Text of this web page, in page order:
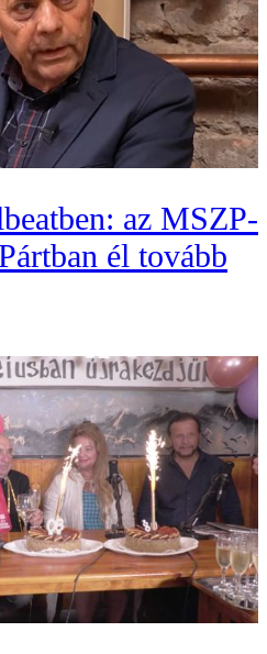
az MSZP-
él tovább